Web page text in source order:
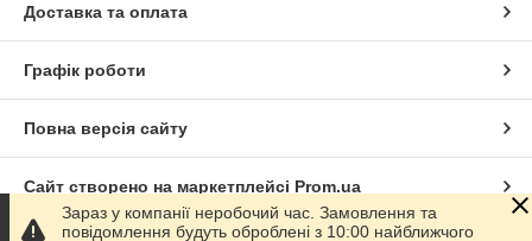
Доставка та оплата
Графік роботи
Повна версія сайту
Сайт створено на маркетплейсі Prom.ua
Зараз у компанії неробочий час. Замовлення та
повідомлення будуть оброблені з 10:00 найближчого